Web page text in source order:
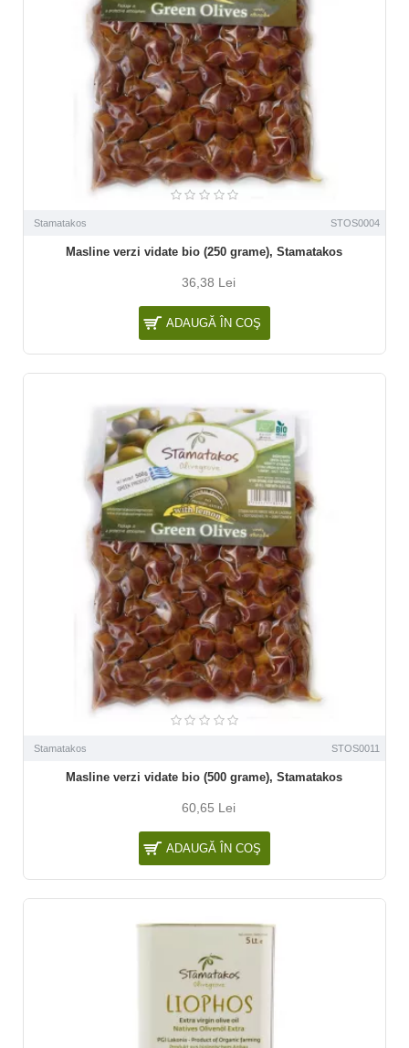
Stamatakos STOS0004
Masline verzi vidate bio (250 grame), Stamatakos
36,38 Lei
ADAUGĂ ÎN COŞ
Stamatakos STOS0011
Masline verzi vidate bio (500 grame), Stamatakos
60,65 Lei
ADAUGĂ ÎN COŞ